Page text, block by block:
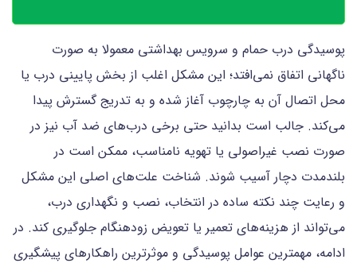
پوسیدگی درب حمام و سرویس بهداشتی معمولا به صورت
ناگهانی اتفاق نمی‌افتد؛ این مشکل اغلب از بخش پایینی درب یا
محل اتصال آن به چارچوب آغاز شده و به تدریج گسترش پیدا
می‌کند. جالب است بدانید حتی برخی درب‌های ضد آب نیز در
صورت نصب غیراصولی یا تهویه نامناسب، ممکن است در
بلندمدت دچار آسیب شوند. شناخت علت‌های اصلی این مشکل
و رعایت چند نکته ساده در انتخاب، نصب و نگهداری درب،
می‌تواند از هزینه‌های تعمیر یا تعویض زودهنگام جلوگیری کند. در
ادامه، مهمترین عوامل پوسیدگی و موثرترین راهکارهای پیشگیری